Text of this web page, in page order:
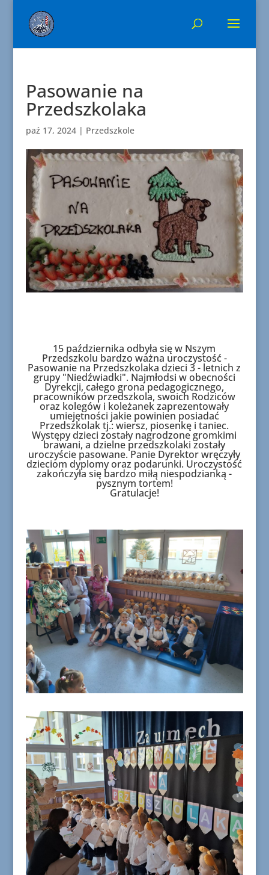
Pasowanie na
Przedszkolaka
paź 17, 2024| Przedszkole
15 października odbyła się w Nszym
Przedszkolu bardzo ważna uroczystość -
Pasowanie na Przedszkolaka dzieci 3 - letnich z
grupy "Niedźwiadki". Najmłodsi w obecności
Dyrekcji, całego grona pedagogicznego,
pracowników przedszkola, swoich Rodziców
oraz kolegów i koleżanek zaprezentowały
umiejętności jakie powinien posiadać
Przedszkolak tj.: wiersz, piosenkę i taniec.
Występy dzieci zostały nagrodzone gromkimi
brawani, a dzielne przedszkolaki zostały
uroczyście pasowane. Panie Dyrektor wręczyły
dzieciom dyplomy oraz podarunki. Uroczystość
zakończyła się bardzo miłą niespodzianką -
pysznym tortem!
Gratulacje!